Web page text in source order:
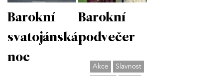
Barokní
svatojánská
noc
Barokní
podvečer
Akce
Slavnost